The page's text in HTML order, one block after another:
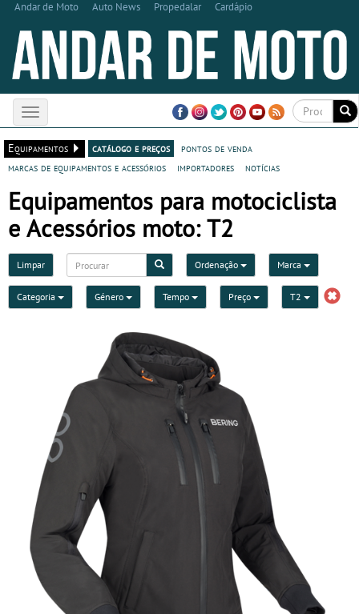
Andar de Moto Auto News Propedalar Cardápio
Toggle
navigation
Equipamentos
catálogo e preços
pontos de venda
marcas de equipamentos e acessórios
importadores notícias
Equipamentos para motociclista
e Acessórios moto: T2
Limpar Ordenação Marca
Categoria Género Tempo Preço T2